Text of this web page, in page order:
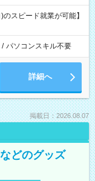
スピード就業が可能】
/ パソコンスキル不要
詳細へ
掲載日：2026.08.07
どのグッズ